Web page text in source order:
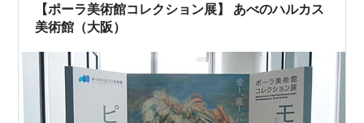
【ポーラ美術館コレクション展】 あべのハルカス
美術館（大阪）